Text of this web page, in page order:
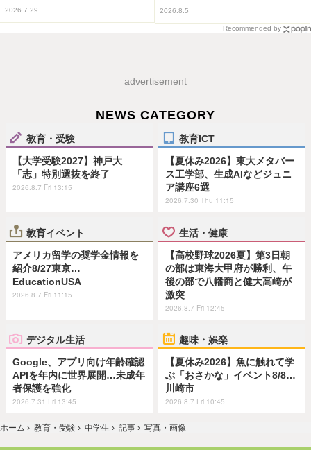
2026.7.29 2026.8.5
Recommended by
advertisement
NEWS CATEGORY
教育・受験
【大学受験2027】神戸大
「志」特別選抜を終了
2026.8.7 Fri 13:15
教育ICT
【夏休み2026】東大メタバー
ス工学部、生成AIなどジュニ
ア講座6選
2026.7.30 Thu 11:15
教育イベント
アメリカ留学の奨学金情報を
紹介8/27東京…
EducationUSA
2026.8.7 Fri 11:15
生活・健康
【高校野球2026夏】第3日朝
の部は東海大甲府が勝利、午
後の部で八幡商と健大高崎が
激突
2026.8.7 Fri 12:45
デジタル生活
Google、アプリ向け年齢確認
APIを年内に世界展開…未成年
者保護を強化
2026.7.31 Fri 13:45
趣味・娯楽
【夏休み2026】魚に触れて学
ぶ「おさかな」イベント8/8…
川崎市
2026.8.7 Fri 10:45
ホーム › 教育・受験 › 中学生 › 記事 › 写真・画像